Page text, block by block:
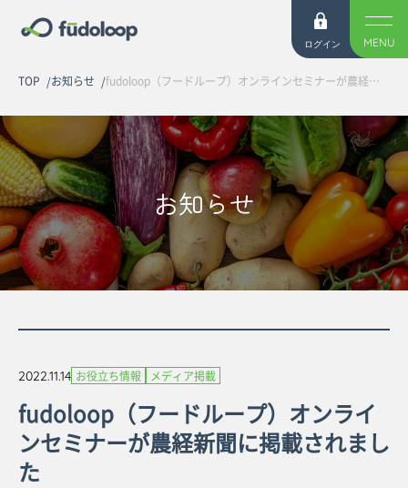
ログイン MENU
TOP お知らせ fudoloop（フードループ）オンラインセミナーが農経新聞に掲載されました
お知らせ
2022.11.14 お役立ち情報 メディア掲載
fudoloop（フードループ）オンライ
ンセミナーが農経新聞に掲載されまし
た